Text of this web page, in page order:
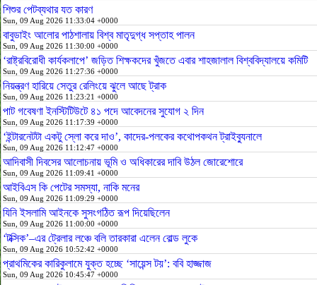
শিশুর পেটব্যথার যত কারণ
Sun, 09 Aug 2026 11:33:04 +0000
বাবুডাইং আলোর পাঠশালায় বিশ্ব মাতৃদুগ্ধ সপ্তাহ পালন
Sun, 09 Aug 2026 11:30:00 +0000
‘রাষ্ট্রবিরোধী কার্যকলাপে’ জড়িত শিক্ষকদের খুঁজতে এবার শাহজালাল বিশ্ববিদ্যালয়ে কমিটি
Sun, 09 Aug 2026 11:27:36 +0000
নিয়ন্ত্রণ হারিয়ে সেতুর রেলিংয়ে ঝুলে আছে ট্রাক
Sun, 09 Aug 2026 11:23:21 +0000
পাট গবেষণা ইনস্টিটিউটে ৪১ পদে আবেদনের সুযোগ ২ দিন
Sun, 09 Aug 2026 11:17:39 +0000
‘ইন্টারনেটটা একটু স্লো করে দাও’, কাদের-পলকের কথোপকথন ট্রাইব্যুনালে
Sun, 09 Aug 2026 11:12:47 +0000
আদিবাসী দিবসের আলোচনায় ভূমি ও অধিকারের দাবি উঠল জোরেশোরে
Sun, 09 Aug 2026 11:09:41 +0000
আইবিএস কি পেটের সমস্যা, নাকি মনের
Sun, 09 Aug 2026 11:09:29 +0000
যিনি ইসলামি আইনকে সুসংগঠিত রূপ দিয়েছিলেন
Sun, 09 Aug 2026 11:00:00 +0000
‘টক্সিক’–এর ট্রেলার লঞ্চে বলি তারকারা এলেন বোল্ড লুকে
Sun, 09 Aug 2026 10:52:42 +0000
প্রাথমিকের কারিকুলামে যুক্ত হচ্ছে ‘সায়েন্স টয়’: ববি হাজ্জাজ
Sun, 09 Aug 2026 10:45:47 +0000